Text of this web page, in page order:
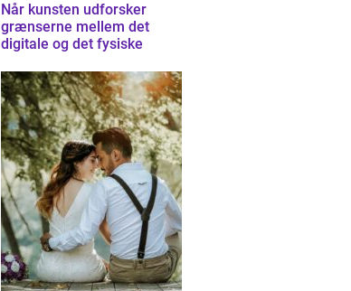
Når kunsten udforsker
grænserne mellem det
digitale og det fysiske